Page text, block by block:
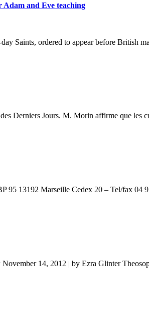
Adam and Eve teaching
Saints, ordered to appear before British
Derniers Jours. M. Morin affirme que les
95 13192 Marseille Cedex 20 – Tel/fax
November 14, 2012 | by Ezra Glinter